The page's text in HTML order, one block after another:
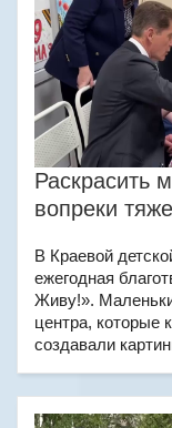
Раскрасить
вопреки
В Краевой
ежегодная
Живу!».
центра, которые
создавали